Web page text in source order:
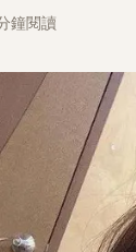
鐘閱讀